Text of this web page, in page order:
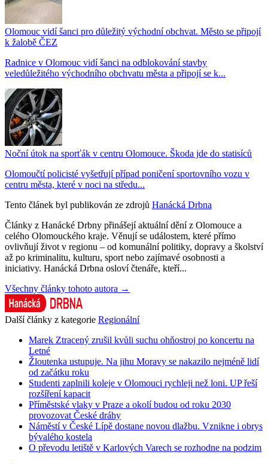
Olomouc vidí šanci pro důležitý východní obchvat. Město se připojí
k žalobě ČEZ
Radnice v Olomouc vidí šanci na odblokování stavby
veledůležitého východního obchvatu města a připojí se k...
Noční útok na sporťák v centru Olomouce. Škoda jde do statisíců
Olomoučtí policisté vyšetřují případ poničení sportovního vozu v
centru města, které v noci na středu...
Tento článek byl publikován ze zdrojů Hanácká Drbna
Články z Hanácké Drbny přinášejí aktuální dění z Olomouce a
celého Olomouckého kraje. Věnují se událostem, které přímo
ovlivňují život v regionu – od komunální politiky, dopravy a školství
až po kriminalitu, kulturu, sport nebo zajímavé osobnosti a
iniciativy. Hanácká Drbna osloví čtenáře, kteří...
Všechny články tohoto autora →
Další články z kategorie Regionální
Marek Ztracený zrušil kvůli suchu ohňostroj po koncertu na
Letné
Žloutenka ustupuje. Na jihu Moravy se nakazilo nejméně lidí
od začátku roku
Studenti zaplnili koleje v Olomouci rychleji než loni. UP řeší
rozšíření kapacit
Příměstské vlaky v Praze a okolí budou od roku 2030
provozovat České dráhy
Náměstí v České Lípě dostane novou dlažbu. Vznikne i obrys
bývalého kostela
O převodu letiště v Karlových Varech se rozhodne na podzim